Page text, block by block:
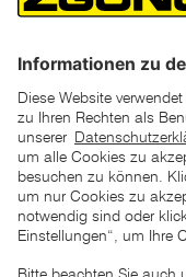
*der "statt"-Preis
Tagen
unter den